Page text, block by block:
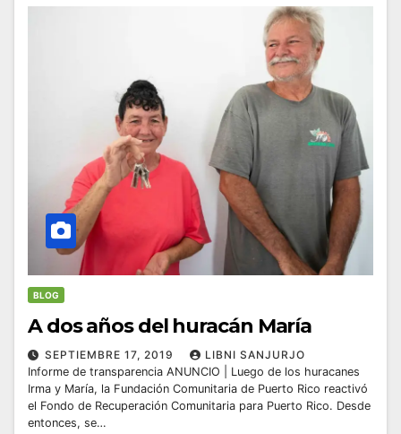
BLOG
A dos años del huracán María
SEPTIEMBRE 17, 2019
LIBNI SANJURJO
Informe de transparencia ANUNCIO | Luego de los huracanes
Irma y María, la Fundación Comunitaria de Puerto Rico reactivó
el Fondo de Recuperación Comunitaria para Puerto Rico. Desde
entonces, se…